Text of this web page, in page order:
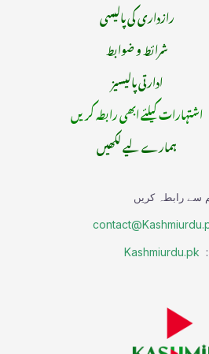
رازداری کی پالیسی
شرائط و ضوابط
ادارتی پالیسیز
اشتہارات کیلئے ابھی رابطہ کریں
ہمارے لیے لکھیں
سے رابطہ کریں
Kashmiurdu.pk